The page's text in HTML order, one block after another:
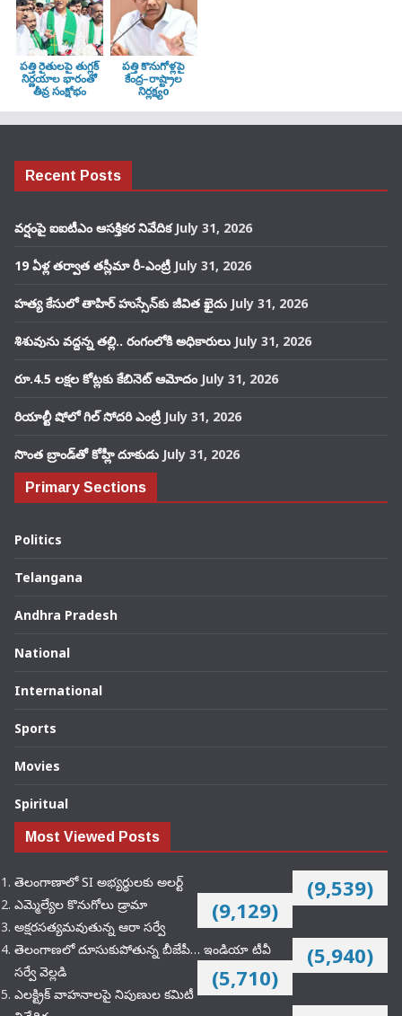
పత్తి రైతులపై తుగ్లక్‌
నిర్ణయాల భారంతో
తీవ్ర సంక్షోభం
పత్తి కొనుగోళ్లపై
కేంద్ర–రాష్ట్రాల
నిర్లక్ష్యo
Recent Posts
వర్షంపై ఐఐటీఎం ఆసక్తికర నివేదిక July 31, 2026
19 ఏళ్ల తర్వాత తస్లీమా రీ-ఎంట్రీ July 31, 2026
హత్య కేసులో తాహిర్ హుస్సేన్‌కు జీవిత ఖైదు July 31, 2026
శిశువును వద్దన్న తల్లి.. రంగంలోకి అధికారులు July 31, 2026
రూ.4.5 లక్షల కోట్లకు కేబినెట్ ఆమోదం July 31, 2026
రియాల్టీ షోలో గిల్ సోదరి ఎంట్రీ July 31, 2026
సొంత బ్రాండ్‌తో కోహ్లీ దూకుడు July 31, 2026
Primary Sections
Politics
Telangana
Andhra Pradesh
National
International
Sports
Movies
Spiritual
Most Viewed Posts
తెలంగాణాలో SI అభ్యర్థులకు అలర్ట్ (9,539)
ఎమ్మెల్యేల కొనుగోలు డ్రామా (9,129)
అక్షరసత్యమవుతున్న ఆరా సర్వే
(5,940)
తెలంగాణలో దూసుకుపోతున్న బీజేపీ… ఇండియా టీవీ
సర్వే వెల్లడి
(5,710)
ఎలక్ట్రిక్‌ వాహనాలపై నిపుణుల కమిటీ